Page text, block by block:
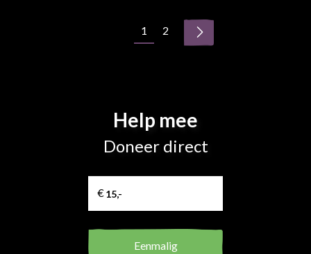
1 2
Help mee
Doneer direct
Eenmalig